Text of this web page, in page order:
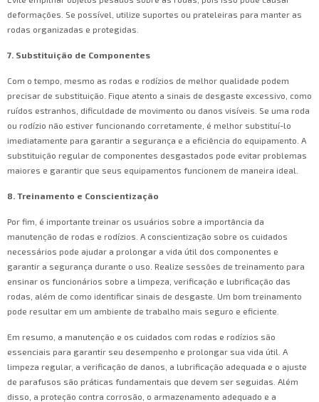
deformações. Se possível, utilize suportes ou prateleiras para manter as
rodas organizadas e protegidas.
7. Substituição de Componentes
Com o tempo, mesmo as rodas e rodízios de melhor qualidade podem
precisar de substituição. Fique atento a sinais de desgaste excessivo, como
ruídos estranhos, dificuldade de movimento ou danos visíveis. Se uma roda
ou rodízio não estiver funcionando corretamente, é melhor substituí-lo
imediatamente para garantir a segurança e a eficiência do equipamento. A
substituição regular de componentes desgastados pode evitar problemas
maiores e garantir que seus equipamentos funcionem de maneira ideal.
8. Treinamento e Conscientização
Por fim, é importante treinar os usuários sobre a importância da
manutenção de rodas e rodízios. A conscientização sobre os cuidados
necessários pode ajudar a prolongar a vida útil dos componentes e
garantir a segurança durante o uso. Realize sessões de treinamento para
ensinar os funcionários sobre a limpeza, verificação e lubrificação das
rodas, além de como identificar sinais de desgaste. Um bom treinamento
pode resultar em um ambiente de trabalho mais seguro e eficiente.
Em resumo, a manutenção e os cuidados com rodas e rodízios são
essenciais para garantir seu desempenho e prolongar sua vida útil. A
limpeza regular, a verificação de danos, a lubrificação adequada e o ajuste
de parafusos são práticas fundamentais que devem ser seguidas. Além
disso, a proteção contra corrosão, o armazenamento adequado e a